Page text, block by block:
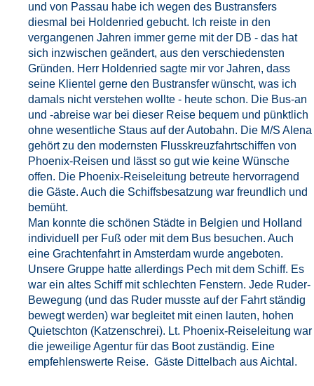
und von Passau habe ich wegen des Bustransfers
diesmal bei Holdenried gebucht. Ich reiste in den
vergangenen Jahren immer gerne mit der DB - das hat
sich inzwischen geändert, aus den verschiedensten
Gründen. Herr Holdenried sagte mir vor Jahren, dass
seine Klientel gerne den Bustransfer wünscht, was ich
damals nicht verstehen wollte - heute schon. Die Bus-an
und -abreise war bei dieser Reise bequem und pünktlich
ohne wesentliche Staus auf der Autobahn. Die M/S Alena
gehört zu den modernsten Flusskreuzfahrtschiffen von
Phoenix-Reisen und lässt so gut wie keine Wünsche
offen. Die Phoenix-Reiseleitung betreute hervorragend
die Gäste. Auch die Schiffsbesatzung war freundlich und
bemüht.
Man konnte die schönen Städte in Belgien und Holland
individuell per Fuß oder mit dem Bus besuchen. Auch
eine Grachtenfahrt in Amsterdam wurde angeboten.
Unsere Gruppe hatte allerdings Pech mit dem Schiff. Es
war ein altes Schiff mit schlechten Fenstern. Jede Ruder-
Bewegung (und das Ruder musste auf der Fahrt ständig
bewegt werden) war begleitet mit einen lauten, hohen
Quietschton (Katzenschrei). Lt. Phoenix-Reiseleitung war
die jeweilige Agentur für das Boot zuständig. Eine
empfehlenswerte Reise. Gäste Dittelbach aus Aichtal.